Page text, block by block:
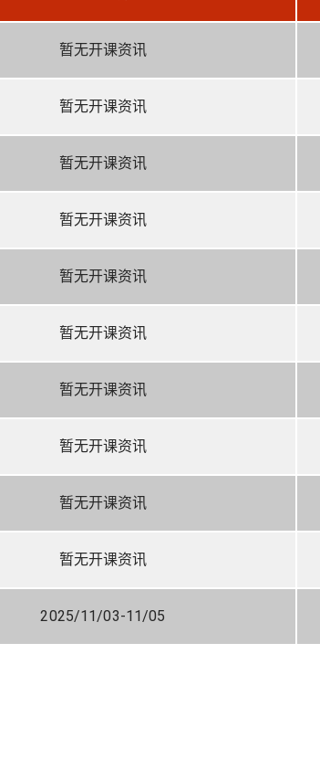
暂无开课资讯
暂无开课资讯
暂无开课资讯
暂无开课资讯
暂无开课资讯
暂无开课资讯
暂无开课资讯
暂无开课资讯
暂无开课资讯
暂无开课资讯
2025/11/03-11/05